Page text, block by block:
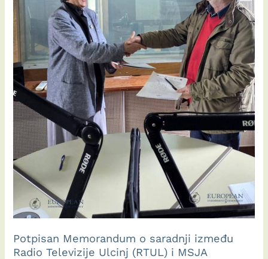
Potpisan Memorandum o saradnji između
Radio Televizije Ulcinj (RTUL) i MSJA